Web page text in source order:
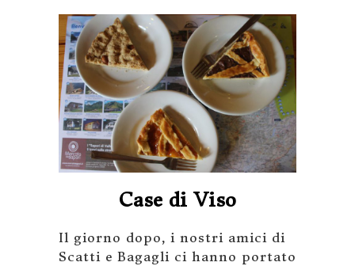
Case di Viso
Il giorno dopo, i nostri amici di
Scatti e Bagagli ci hanno portato